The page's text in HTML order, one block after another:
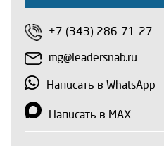
+7 (343) 286-71-27
mg@leadersnab.ru
Написать в WhatsApp
Написать в MAX